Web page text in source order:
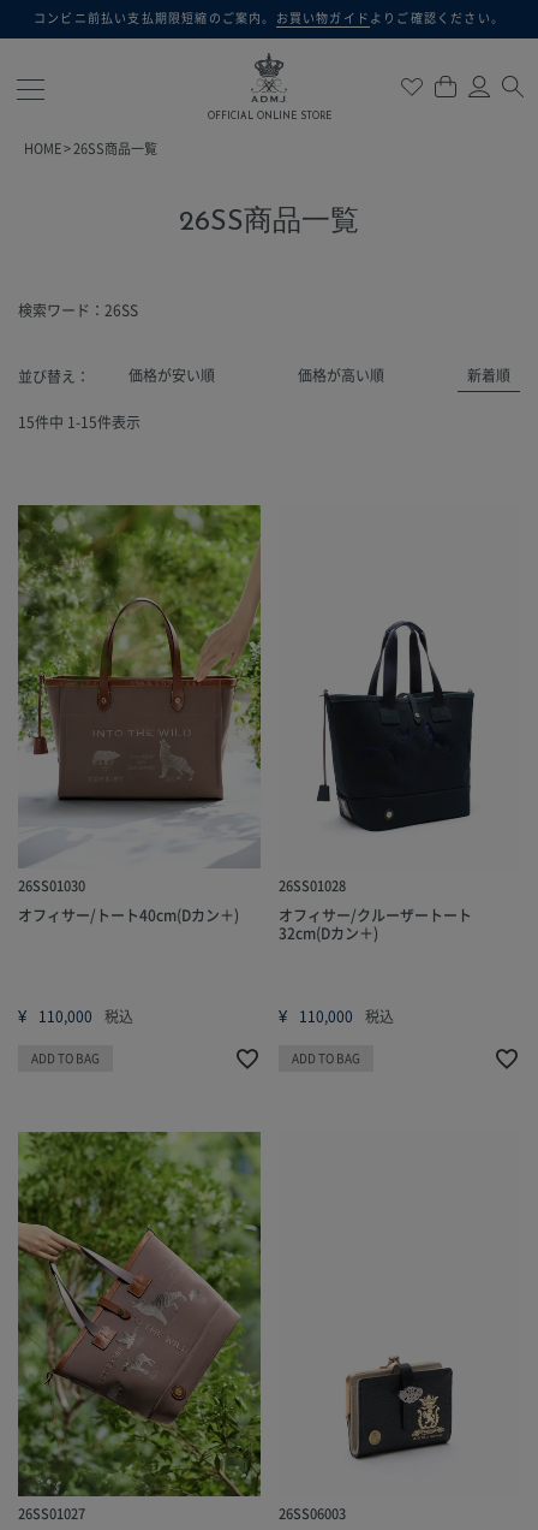
コンビニ前払い支払期限短縮のご案内。 お買い物ガイド よりご確認ください。
OFFICIAL ONLINE STORE
検索
HOME 26SS商品一覧
26SS商品一覧
検索ワード：26SS
並び替え 価格が安い順 価格が高い順 新着順
15件中 1-15件表示
26SS01030
オフィサー/トート40cm(Dカン＋)
¥ 110,000 税込
ADD TO BAG
26SS01028
オフィサー/クルーザートート
32cm(Dカン＋)
¥ 110,000 税込
ADD TO BAG
26SS01027 26SS06003